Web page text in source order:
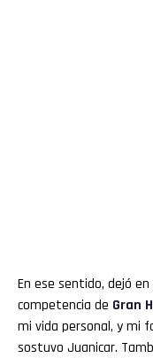
En ese sentido, dejó
competencia de Gran
mi vida personal, y mi
sostuvo Juanicar.